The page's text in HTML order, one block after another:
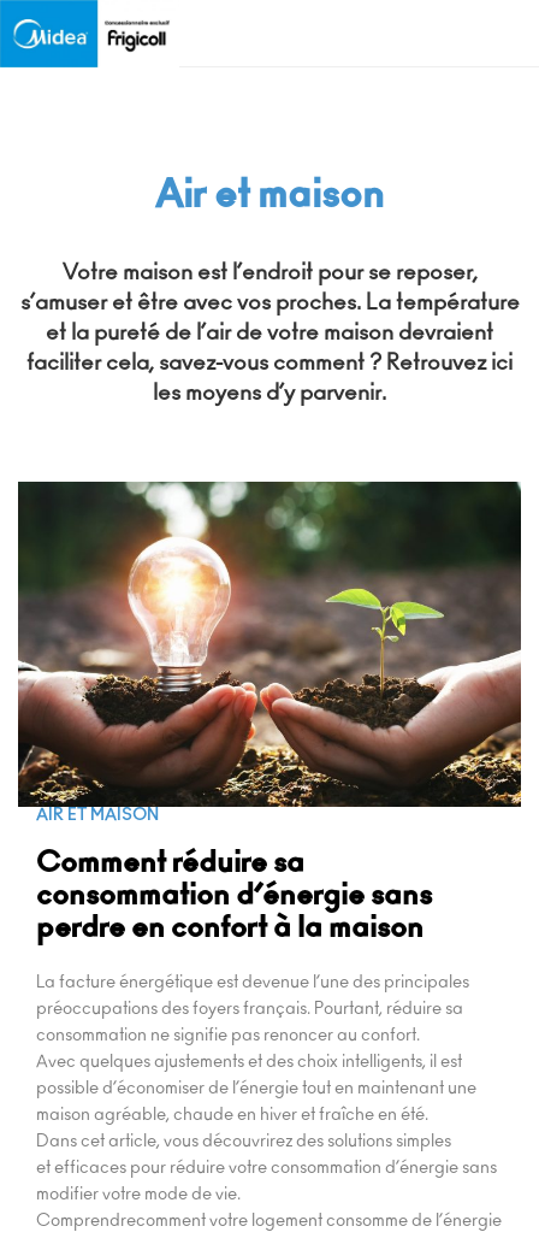
FR
PRODUITS
ECONOMIES D’ENERGIE
POINTS DE VENTE
SERVICE TECHNIQUE
UTILISATEUR
INSTALLATEUR
Air et maison
Votre maison est l’endroit pour se reposer,
s’amuser et être avec vos proches. La température
et la pureté de l’air de votre maison devraient
faciliter cela, savez-vous comment ? Retrouvez ici
les moyens d’y parvenir.
AIR ET MAISON
Comment réduire sa
consommation d’énergie sans
perdre en confort à la maison
La facture énergétique est devenue l’une des principales
préoccupations des foyers français. Pourtant, réduire sa
consommation ne signifie pas renoncer au confort.
Avec quelques ajustements et des choix intelligents, il est
possible d’économiser de l’énergie tout en maintenant une
maison agréable, chaude en hiver et fraîche en été.
Dans cet article, vous découvrirez des solutions simples
et efficaces pour réduire votre consommation d’énergie sans
modifier votre mode de vie.
Comprendrecomment votre logement consomme de l’énergie